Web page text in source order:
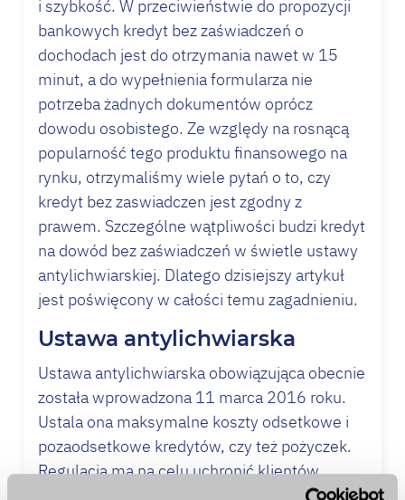
i szybkość. W przeciwieństwie do propozycji
bankowych kredyt bez zaświadczeń o
dochodach jest do otrzymania nawet w 15
minut, a do wypełnienia formularza nie
potrzeba żadnych dokumentów oprócz
dowodu osobistego. Ze względy na rosnącą
popularność tego produktu finansowego na
rynku, otrzymaliśmy wiele pytań o to, czy
kredyt bez zaswiadczen jest zgodny z
prawem. Szczególne wątpliwości budzi kredyt
na dowód bez zaświadczeń w świetle ustawy
antylichwiarskiej. Dlatego dzisiejszy artykuł
jest poświęcony w całości temu zagadnieniu.
Ustawa antylichwiarska
Ustawa antylichwiarska obowiązująca obecnie
została wprowadzona 11 marca 2016 roku.
Ustala ona maksymalne koszty odsetkowe i
pozaodsetkowe kredytów, czy też pożyczek.
Regulacja ma na celu uchronić klientów
banków i firm pożyczkowych przez tak zwaną